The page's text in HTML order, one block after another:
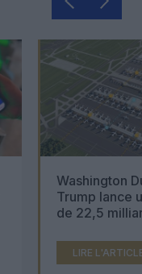
Washington
Trump lance
de 22,5
LIRE